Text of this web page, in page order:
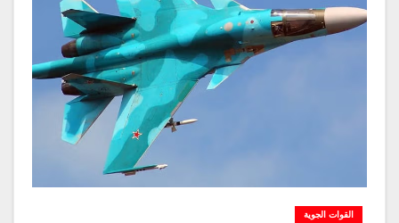
القوات الجوية